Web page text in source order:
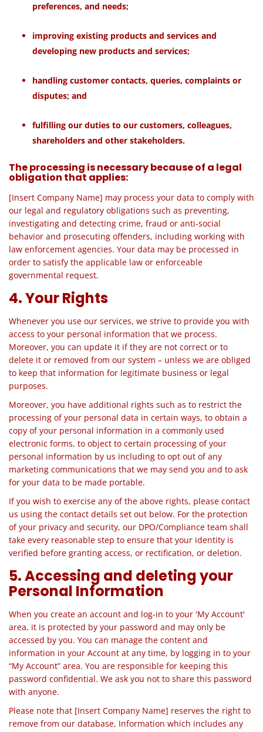
preferences, and needs;
improving existing products and services and
developing new products and services;
handling customer contacts, queries, complaints or
disputes; and
fulfilling our duties to our customers, colleagues,
shareholders and other stakeholders.
The processing is necessary because of a legal
obligation that applies:
[Insert Company Name] may process your data to comply with
our legal and regulatory obligations such as preventing,
investigating and detecting crime, fraud or anti-social
behavior and prosecuting offenders, including working with
law enforcement agencies. Your data may be processed in
order to satisfy the applicable law or enforceable
governmental request.
4. Your Rights
Whenever you use our services, we strive to provide you with
access to your personal information that we process.
Moreover, you can update it if they are not correct or to
delete it or removed from our system – unless we are obliged
to keep that information for legitimate business or legal
purposes.
Moreover, you have additional rights such as to restrict the
processing of your personal data in certain ways, to obtain a
copy of your personal information in a commonly used
electronic forms, to object to certain processing of your
personal information by us including to opt out of any
marketing communications that we may send you and to ask
for your data to be made portable.
If you wish to exercise any of the above rights, please contact
us using the contact details set out below. For the protection
of your privacy and security, our DPO/Compliance team shall
take every reasonable step to ensure that your identity is
verified before granting access, or rectification, or deletion.
5. Accessing and deleting your
Personal Information
When you create an account and log-in to your 'My Account'
area, it is protected by your password and may only be
accessed by you. You can manage the content and
information in your Account at any time, by logging in to your
“My Account” area. You are responsible for keeping this
password confidential. We ask you not to share this password
with anyone.
Please note that [Insert Company Name] reserves the right to
remove from our database, Information which includes any